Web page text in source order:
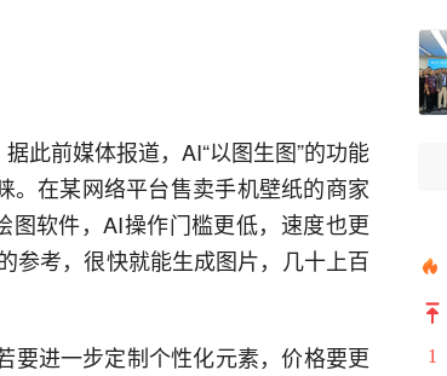
此前媒体报道，AI“以图生图”的功能
。在某网络平台售卖手机壁纸的商家
软件，AI操作门槛更低，速度也更
参考，很快就能生成图片，几十上百
要进一步定制个性化元素，价格要更
1